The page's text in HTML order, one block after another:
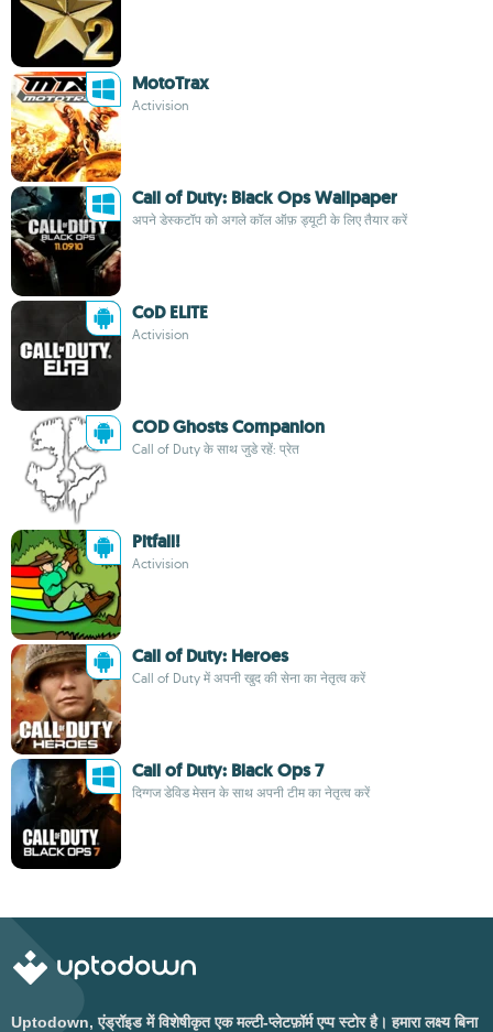
MotoTrax
Activision
Call of Duty: Black Ops Wallpaper
अपने डेस्कटॉप को अगले कॉल ऑफ़ ड्यूटी के लिए तैयार करें
CoD ELITE
Activision
COD Ghosts Companion
Call of Duty के साथ जुडे रहें: प्रेत
Pitfall!
Activision
Call of Duty: Heroes
Call of Duty में अपनी खुद की सेना का नेतृत्व करें
Call of Duty: Black Ops 7
दिग्गज डेविड मेसन के साथ अपनी टीम का नेतृत्व करें
Uptodown, एंड्रॉइड में विशेषीकृत एक मल्टी-प्लेटफ़ॉर्म एप्प स्टोर है। हमारा लक्ष्य बिना